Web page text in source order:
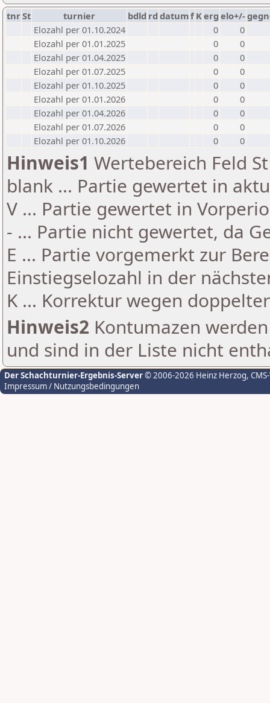
tnrSt turnier bdld rd datumf Kerg elo+/-
Elozahl per 01.10.2024
0
0
Elozahl per 01.01.2025
0
0
Elozahl per 01.04.2025
0
0
Elozahl per 01.07.2025
0
0
Elozahl per 01.10.2025
0
0
Elozahl per 01.01.2026
0
0
Elozahl per 01.04.2026
0
0
Elozahl per 01.07.2026
0
0
Elozahl per 01.10.2026
0 0
Hinweis1 Wertebereich Feld
blank ... Partie gewertet in
V ... Partie gewertet in
- ... Partie nicht gewertet, da
E ... Partie vorgemerkt zur
Einstiegselozahl in der
K ... Korrektur wegen
Hinweis2 Kontumazen
und sind in der Liste nicht
Der Schachturnier-Ergebnis-Server© 2006-2026 Heinz Herzog,
Impressum / Nutzungsbedingungen